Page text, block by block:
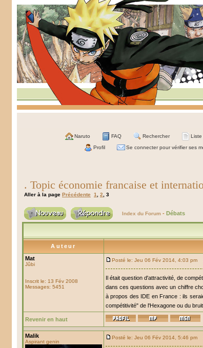
Naruto FAQ Rechercher Liste
Profil Se connecter pour vérifier ses
. Topic économie francaise et
Aller à la page Précédente 1 2 3
Index du Forum - Débats
Auteur
Mat
Jûbi
Inscrit le: 13 Fév 2008
Messages: 5451
Posté le: Jeu 06 Fév 2014, 4:03 pm
Il était question d'attractivité, de
dans ces questions avec un chiffre
à propos des IDE en France : ils
compétitivité" de l'Hexagone ou du
Revenir en haut
Malik
Aspirant genin
Posté le: Jeu 06 Fév 2014, 5:46 pm